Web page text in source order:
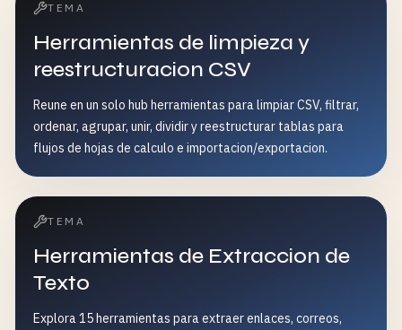
TEMA
Herramientas de limpieza y
reestructuracion CSV
Reune en un solo hub herramientas para limpiar CSV, filtrar,
ordenar, agrupar, unir, dividir y reestructurar tablas para
flujos de hojas de calculo e importacion/exportacion.
TEMA
Herramientas de Extraccion de
Texto
Explora 15 herramientas para extraer enlaces, correos,